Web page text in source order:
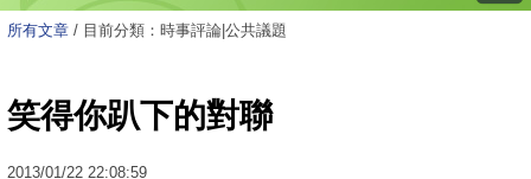
所有文章 / 目前分類：時事評論|公共議題
笑得你趴下的對聯
2013/01/22 22:08:59